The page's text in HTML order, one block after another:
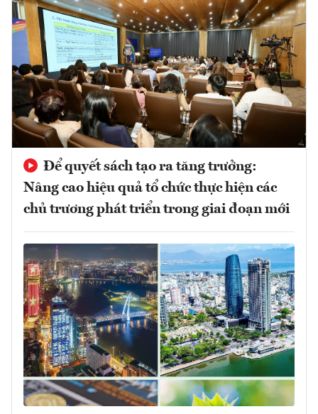
Để quyết sách tạo ra tăng trưởng:
Nâng cao hiệu quả tổ chức thực hiện các
chủ trương phát triển trong giai đoạn mới